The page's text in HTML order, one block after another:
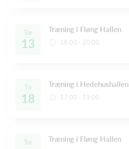
Tor
13
Træning i Fløng Hallen
18:00 - 20:00
Tir
18
Træning i Hedehushallen
17:00 - 19:00
Tor Træning i Fløng Hallen